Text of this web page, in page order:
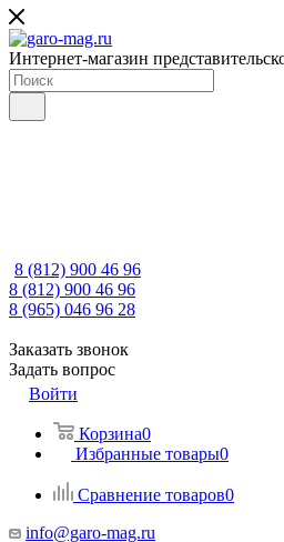
Интернет-магазин
8 (812) 900 46 96
8 (812) 900 46 96
8 (965) 046 96 28
Заказать звонок
Задать вопрос
Войти
Корзина0
Избранные товары0
Сравнение товаров0
info@garo-mag.ru